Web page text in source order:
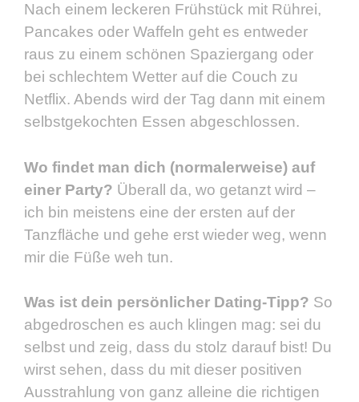
Nach einem leckeren Frühstück mit Rührei,
Pancakes oder Waffeln geht es entweder
raus zu einem schönen Spaziergang oder
bei schlechtem Wetter auf die Couch zu
Netflix. Abends wird der Tag dann mit einem
selbstgekochten Essen abgeschlossen.
Wo findet man dich (normalerweise) auf
einer Party? Überall da, wo getanzt wird –
ich bin meistens eine der ersten auf der
Tanzfläche und gehe erst wieder weg, wenn
mir die Füße weh tun.
Was ist dein persönlicher Dating-Tipp? So
abgedroschen es auch klingen mag: sei du
selbst und zeig, dass du stolz darauf bist! Du
wirst sehen, dass du mit dieser positiven
Ausstrahlung von ganz alleine die richtigen